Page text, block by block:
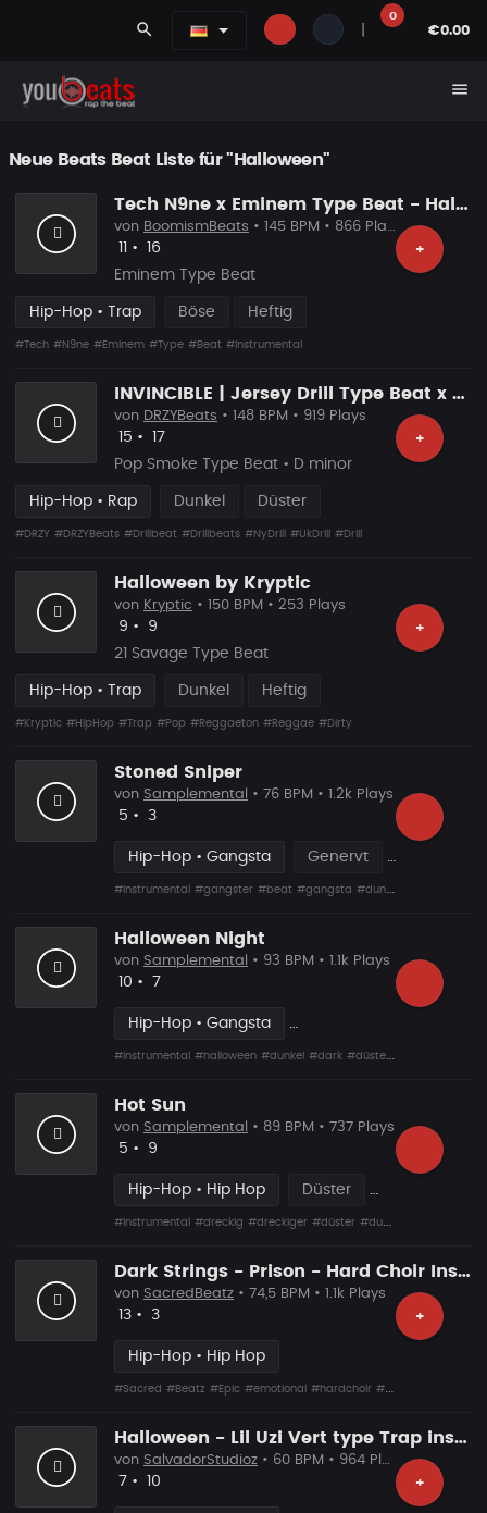
search
0
€0.00
menu
Neue Beats Beat Liste für "Halloween"
Tech N9ne x Eminem Type Beat - Halloween
+
von BoomismBeats • 145 BPM • 866 Plays
Likes
• Vorgeschlagen
16
Eminem Type Beat
Hip-Hop • Trap Böse Heftig
#Tech #N9ne #Eminem #Type #Beat #Instrumental
INVINCIBLE | Jersey Drill Type Beat x Pop Smoke
+
von DRZYBeats • 148 BPM • 919 Plays
Likes
15 • Vorgeschlagen
17
Pop Smoke Type Beat • D minor
Hip-Hop • Rap Dunkel Düster
#DRZY #DRZYBeats #Drillbeat #Drillbeats #NyDrill #UkDrill #Drill
Halloween by Kryptic
+
von Kryptic • 150 BPM • 253 Plays
Likes
9 • Vorgeschlagen
9
21 Savage Type Beat
Hip-Hop • Trap Dunkel Heftig
#Kryptic #HipHop #Trap #Pop #Reggaeton #Reggae #Dirty
Stoned Sniper
von Samplemental • 76 BPM • 1.2k Plays
Likes
5 • Vorgeschlagen
3
Hip-Hop • Gangsta Genervt
#Instrumental #gangster #beat #gangsta #dunkel
Halloween Night
von Samplemental • 93 BPM • 1.1k Plays
Likes
10 • Vorgeschlagen
7
Hip-Hop • Gangsta
#Instrumental #halloween #dunkel #dark #düster
Hot Sun
von Samplemental • 89 BPM • 737 Plays
Likes
5 • Vorgeschlagen
9
Hip-Hop • Hip Hop Düster
#Instrumental #dreckig #dreckiger #düster #dunkel
Dark Strings - Prison - Hard Choir Instrumental
+
von SacredBeatz • 74,5 BPM • 1.1k Plays
Likes
13 • Vorgeschlagen
3
Hip-Hop • Hip Hop
#Sacred #Beatz #Epic #emotional #hardchoir #darkstringsbeat
Halloween - Lil Uzi Vert type Trap instrumental
+
von SalvadorStudioz • 60 BPM • 964 Plays
Likes
7 • Vorgeschlagen
10